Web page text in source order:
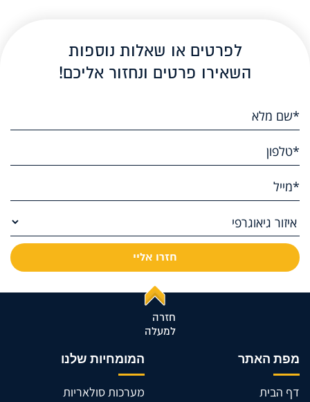
לפרטים או שאלות נוספות
השאירו פרטים ונחזור אליכם!
חזרה
למעלה
מפת האתר
דף הבית
המומחיות שלנו
מערכות סולאריות